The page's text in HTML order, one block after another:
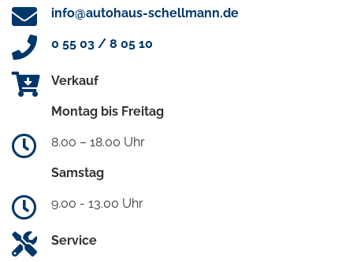
info@autohaus-schellmann.de
0 55 03 / 8 05 10
Verkauf
Montag bis Freitag
8.00 – 18.00 Uhr
Samstag
9.00 - 13.00 Uhr
Service